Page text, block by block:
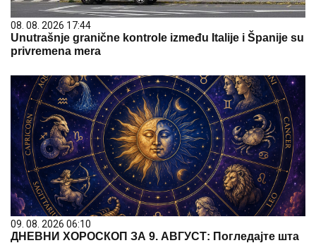
08. 08. 2026 17:44
Unutrašnje granične kontrole između Italije i Španije su
privremena mera
09. 08. 2026 06:10
ДНЕВНИ ХОРОСКОП ЗА 9. АВГУСТ: Погледајте шта